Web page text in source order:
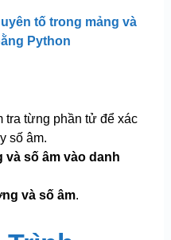
tố trong mảng và
Python
tra từng phần tử để xác
số âm.
số âm vào danh
và số âm.